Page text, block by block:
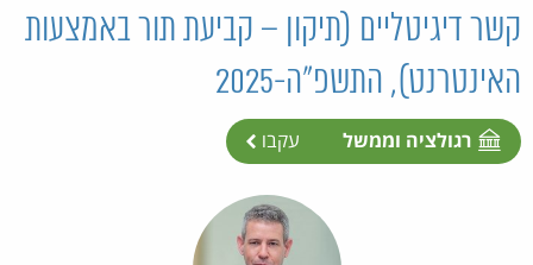
קשר דיגיטליים (תיקון – קביעת תור באמצעות
האינטרנט), התשפ"ה-2025
רגולציה וממשל עקבו